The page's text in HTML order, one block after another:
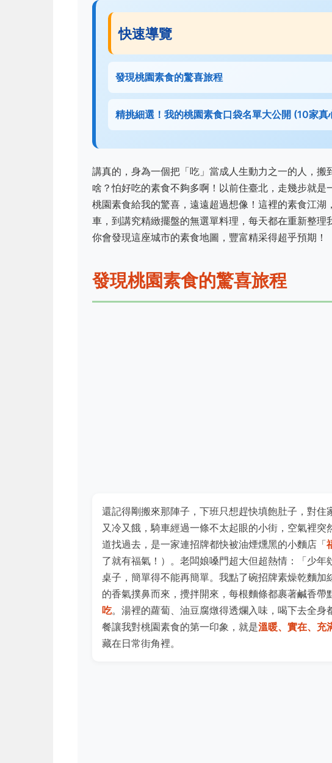
快速導覽
發現桃園素食的驚喜旅程
精挑細選！我的桃園素食口袋名單大公開 (10家真
講真的，身為一個把「吃」當成人生動力之一的人，
啥？怕好吃的素食不夠多啊！以前住臺北，走幾步就是
桃園素食給我的驚喜，遠遠超過想像！這裡的素食江
車，到講究精緻擺盤的無選單料理，每天都在重新整理
你會發現這座城市的素食地圖，豐富精采得超乎預期！
發現桃園素食的驚喜旅程
還記得剛搬來那陣子，下班只想趕快填飽肚子，對住
又冷又餓，騎車經過一條不太起眼的小街，空氣裡突
道找過去，是一家連招牌都快被油煙燻黑的小麵店「
了就有福氣！）。老闆娘嗓門超大但超熱情：「少
桌子，簡單得不能再簡單。我點了碗招牌素燥乾麵
的香氣撲鼻而來，攪拌開來，每根麵條都裹著鹹香帶
吃。湯裡的蘿蔔、油豆腐燉得透爛入味，喝下去全身
餐讓我對桃園素食的第一印象，就是溫暖、實在、充
藏在日常街角裡。